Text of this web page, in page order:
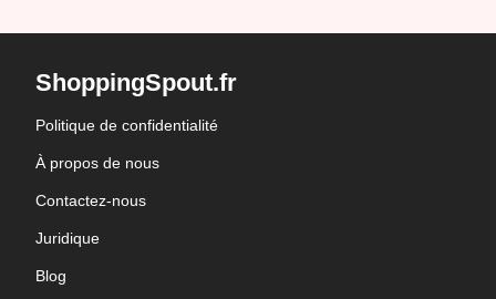
ShoppingSpout.fr
Politique de confidentialité
À propos de nous
Contactez-nous
Juridique
Blog